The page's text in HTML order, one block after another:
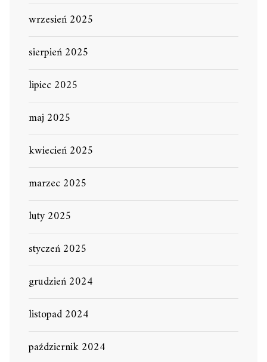
wrzesień 2025
sierpień 2025
lipiec 2025
maj 2025
kwiecień 2025
marzec 2025
luty 2025
styczeń 2025
grudzień 2024
listopad 2024
październik 2024